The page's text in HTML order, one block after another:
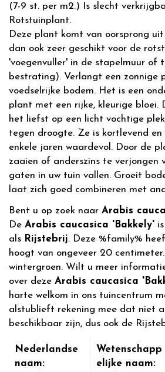
(7-9 st. per m2.) Is slecht
Rotstuinplant.
Deze plant komt van oorsprong
dan ook zeer geschikt voor de
'voegenvuller' in de stapelmuur of
bestrating). Verlangt een zonnige
voedselrijke bodem. Het is een
plant met een rijke, kleurige bloei.
het liefst op een licht vochtige
tegen droogte. Ze is kortlevend
enkele jaren waardevol. Door de
zaaien of anderszins te verjongen
gaten in uw tuin vallen. Groeit
laat zich goed combineren met
Bent u op zoek naar Arabis
De Arabis caucasica 'Bakkely'
als Rijstebrij. Deze %family%
hoogt van ongeveer 20
wintergroen. Wilt u meer
over deze Arabis caucasica
harte welkom in ons tuincentrum
alstublieft rekening mee dat niet
beschikbaar zijn, dus ook de
Nederlandse
naam:
Wetenschapp
elijke naam: